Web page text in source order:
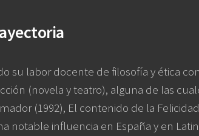
su labor docente de filosofía y ética
(novela y teatro), alguna de las
(1992), El contenido de la
notable influencia en España y en